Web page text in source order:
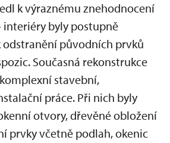
k výraznému znehodnocení
byly postupně
odstranění původních prvků
Současná rekonstrukce
stavební,
práce. Při nich byly
otvory, dřevěné obložení
prvky včetně podlah, okenic